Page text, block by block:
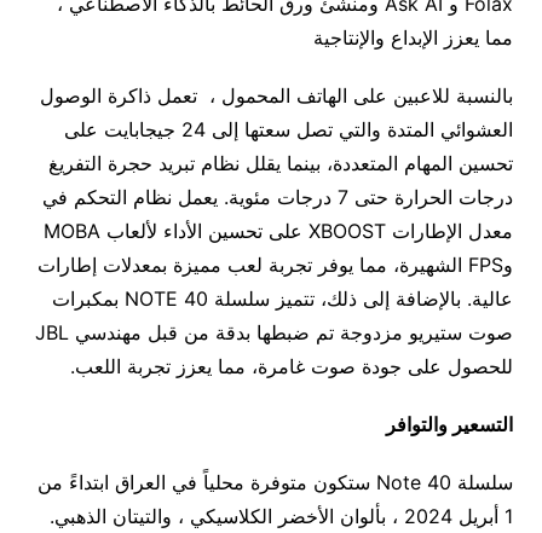
مما يعزز الإبداع والإنتاجية
بالنسبة للاعبين على الهاتف المحمول ، تعمل ذاكرة الوصول
العشوائي المتدة والتي تصل سعتها إلى 24 جيجابايت على
تحسين المهام المتعددة، بينما يقلل نظام تبريد حجرة التفريغ
درجات الحرارة حتى 7 درجات مئوية. يعمل نظام التحكم في
معدل الإطارات XBOOST على تحسين الأداء لألعاب MOBA
وFPS الشهيرة، مما يوفر تجربة لعب مميزة بمعدلات إطارات
عالية. بالإضافة إلى ذلك، تتميز سلسلة NOTE 40 بمكبرات
صوت ستيريو مزدوجة تم ضبطها بدقة من قبل مهندسي JBL
للحصول على جودة صوت غامرة، مما يعزز تجربة اللعب.
التسعير والتوافر
سلسلة Note 40 ستكون متوفرة محلياً في العراق ابتداءً من
1 أبريل 2024 ، بألوان الأخضر الكلاسيكي ، والتيتان الذهبي.